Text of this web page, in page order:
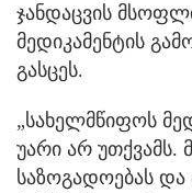
ჯანდაცვის
მედიკამენტის
გასცეს.
„სახელმწიფოს
უარი არ უთქვამს.
საზოგადოებას